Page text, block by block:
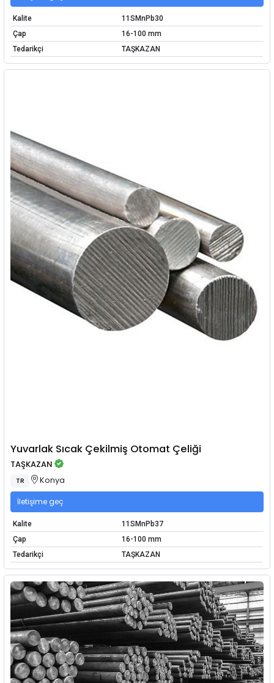
Kalite
11SMnPb30
Çap
16-100 mm
Tedarikçi
TAŞKAZAN
Yuvarlak Sıcak Çekilmiş Otomat Çeliği
TAŞKAZAN
TR Konya
İletişime geç
Kalite
11SMnPb37
Çap
16-100 mm
Tedarikçi
TAŞKAZAN